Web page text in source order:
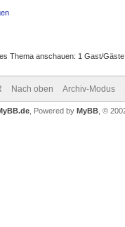
Thema anschauen: 1 Gast/Gäste
Nach oben Archiv-Modus
, Powered by MyBB , ©